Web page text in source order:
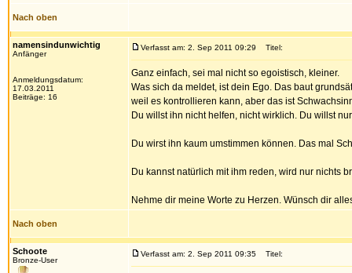
Nach oben
namensindunwichtig
Anfänger
Anmeldungsdatum:
17.03.2011
Beiträge: 16
Verfasst am: 2. Sep 2011 09:29 Titel:
Ganz einfach, sei mal nicht so egoistisch, kleiner.
Was sich da meldet, ist dein Ego. Das baut
weil es kontrollieren kann, aber das ist
Du willst ihn nicht helfen, nicht wirklich. Du willst
Du wirst ihn kaum umstimmen können. Das mal
Du kannst natürlich mit ihm reden, wird nur nichts
Nehme dir meine Worte zu Herzen. Wünsch dir
Nach oben
Schoote
Bronze-User
Verfasst am: 2. Sep 2011 09:35 Titel: